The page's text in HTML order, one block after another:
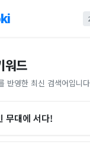
워드
반영한 최신 검색어입니
무대에 서다!